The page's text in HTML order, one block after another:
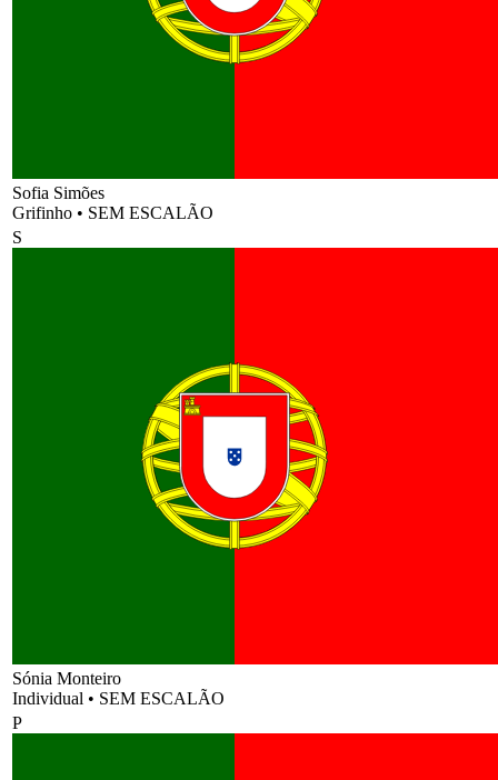
Sofia Simões
Grifinho • SEM ESCALÃO
S
Sónia Monteiro
Individual • SEM ESCALÃO
P